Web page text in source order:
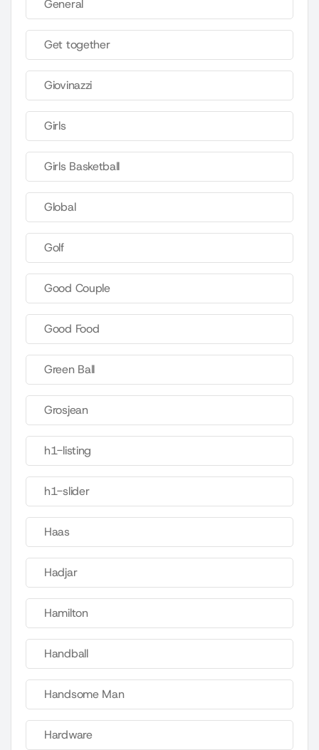
General
Get together
Giovinazzi
Girls
Girls Basketball
Global
Golf
Good Couple
Good Food
Green Ball
Grosjean
h1-listing
h1-slider
Haas
Hadjar
Hamilton
Handball
Handsome Man
Hardware